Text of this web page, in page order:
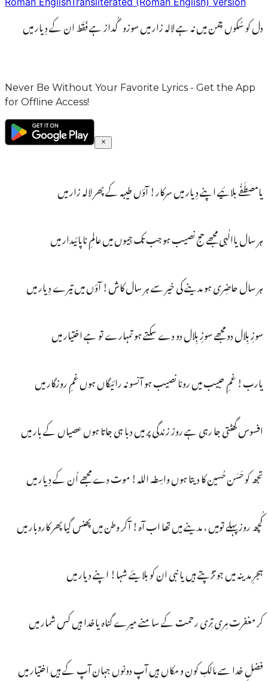
دل کو سُکوں چمن میں نہ ہے لالہ زار میں سوزو گُداز ہے فَقَط ان کے دِیار میں
Never Be Without Your Favorite Lyrics - Get the App
for Offline Access!
یامصطَفٰے بلائیے اپنے دِیار میں سرکار! آؤں طیبہ کے پھر لالہ زار میں
ہر سال یاالٰہی مجھے حج نصیب ہو جب تک جِیوں میں عالمِ ناپائیدار میں
ہر سال حاضِری ہو مدینے کی خیر سے ہر سال کاش! آؤں میں تیرے دِیار میں
سوزِ بِلال دو مجھے سوزِ بِلال دو دے سکتے ہو تمہارے تو ہے اختیار میں
یارب! غمِ حبیب میں رونا نصیب ہو آنسو نہ رائیگاں ہوں غمِ روزگار میں
افسوس گھٹتی جا رہی ہے روز زندگی پر میں دبا ہی جاتا ہوں عصیاں کے بار میں
تجھ کو حَسَن حُسین کا دیتا ہوں واسِطہ اللہ! موت دے مجھے اُن کے دِیار میں
کُچھ روز پہلے تومیں ، مدینے میں تھا اب آہ! آکر وطن میں پھنس گیا پھر کاروبار میں
ہجرِ مدینہ میں جو تڑپتے ہیں یا نبی ان کو بلایئے شہا! اپنے دیار میں
کر مغفرت مِری تِری رحمت کے سامنے میرے گناہ یاخدا ہیں کس شمار میں
فضلِ خدا سے مالکِ کون و مکاں ہیں آپ دونوں جہان آپ کے ہیں اختیار میں